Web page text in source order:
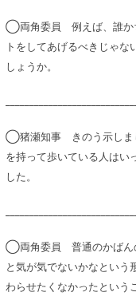
◯両角委員 例えば、誰か
トをしてあげるべきじゃ
しょうか。
◯猪瀬知事 きのう示しま
を持って歩いている人はい
した。
◯両角委員 普通のかばん
と気が気でないかなという
わらせたくなかったという